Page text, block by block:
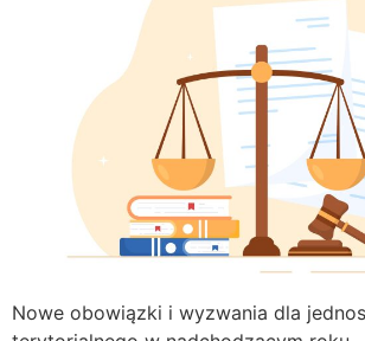
Nowe obowiązki i wyzwania dla